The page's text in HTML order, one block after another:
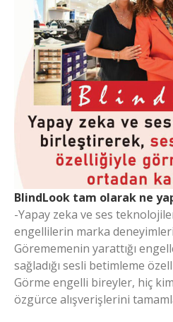
BlindLook tam olarak ne
-Yapay zeka ve ses
engellilerin marka
Görememenin yarattığı
sağladığı sesli betimleme
Görme engelli bireyler, hiç
özgürce alışverişlerini